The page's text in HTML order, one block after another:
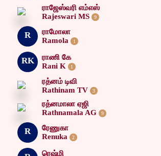
ராஜேஸ்வரி எம்எஸ்
Rajeswari MS
9
R
ராமோலா
Ramola
1
RK
ராணி கே
Rani K
1
ரத்னம் டிவி
Rathinam TV
3
ரத்னமாலா ஏஜி
Rathnamala AG
9
R
ரேணுகா
Renuka
2
ரெஷ்மி